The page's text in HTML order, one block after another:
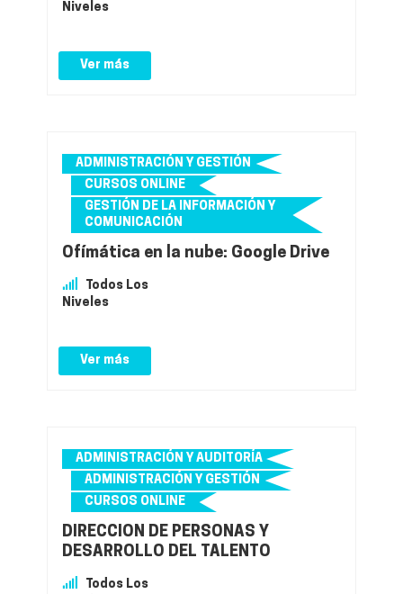
Niveles
Ver más
ADMINISTRACIÓN Y GESTIÓN
CURSOS ONLINE
GESTIÓN DE LA INFORMACIÓN Y
COMUNICACIÓN
Ofímática en la nube: Google Drive
Todos Los
Niveles
Ver más
ADMINISTRACIÓN Y AUDITORÍA
ADMINISTRACIÓN Y GESTIÓN
CURSOS ONLINE
DIRECCIÓN DE PERSONAS Y
DESARROLLO DEL TALENTO
Todos Los